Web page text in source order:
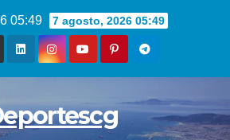
05:49 7 agosto, 2026 05:49